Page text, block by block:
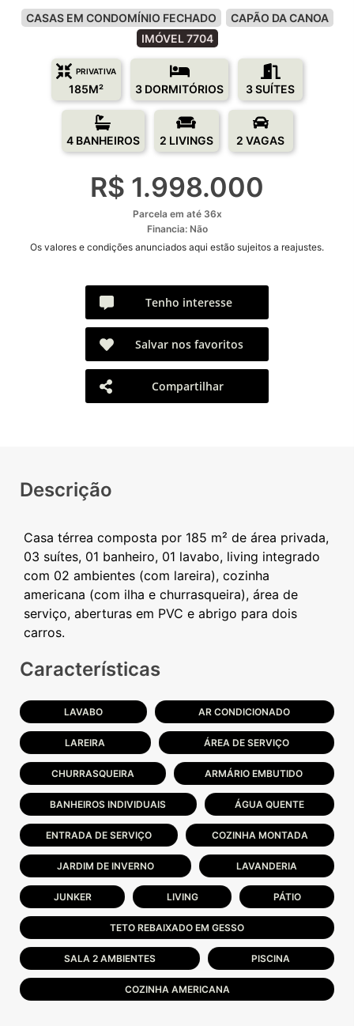
CASAS EM CONDOMÍNIO FECHADO
CAPÃO DA CANOA
IMÓVEL 7704
PRIVATIVA
185M² 3 DORMITÓRIOS 3 SUÍTES
4 BANHEIROS 2 LIVINGS 2 VAGAS
R$ 1.998.000
Parcela em até 36x
Financia: Não
Os valores e condições anunciados aqui estão sujeitos a reajustes.
Tenho interesse
Salvar nos favoritos
Compartilhar
Descrição
Casa térrea composta por 185 m² de área privada,
03 suítes, 01 banheiro, 01 lavabo, living integrado
com 02 ambientes (com lareira), cozinha
americana (com ilha e churrasqueira), área de
serviço, aberturas em PVC e abrigo para dois
Características
LAVABO AR CONDICIONADO
LAREIRA ÁREA DE SERVIÇO
CHURRASQUEIRA ARMÁRIO EMBUTIDO
BANHEIROS INDIVIDUAIS ÁGUA QUENTE
ENTRADA DE SERVIÇO COZINHA MONTADA
JARDIM DE INVERNO LAVANDERIA
JUNKER LIVING PÁTIO
TETO REBAIXADO EM GESSO
SALA 2 AMBIENTES PISCINA
COZINHA AMERICANA